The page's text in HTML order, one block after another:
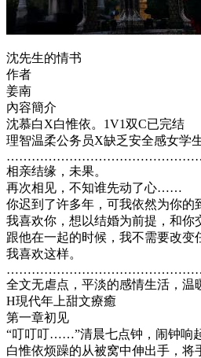
沈先生的情书
作者
姜南
內容簡介
沈慕白X白惟依。1V1双C已完结
理智温柔公务员X缺乏安全感女学
相亲结缘，未果。
再次相见，不知谁先动了心……
你迟到了许多年，可我依然为你的
我喜欢你，想以结婚为前提，和你
跟他在一起的时候，我不需要改变
我喜欢这样。
全文无虐点，平淡的感情生活，温
H現代年上甜文療癒
第一章初见
“叮叮叮……”清晨七点钟，闹钟响
白惟依烦躁的从被窝中伸出手，将